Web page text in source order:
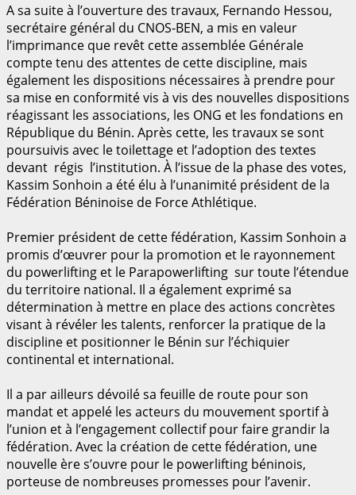
A sa suite à l’ouverture des travaux, Fernando Hessou,
secrétaire général du CNOS-BEN, a mis en valeur
l’imprimance que revêt cette assemblée Générale
compte tenu des attentes de cette discipline, mais
également les dispositions nécessaires à prendre pour
sa mise en conformité vis à vis des nouvelles dispositions
réagissant les associations, les ONG et les fondations en
République du Bénin. Après cette, les travaux se sont
poursuivis avec le toilettage et l’adoption des textes
devant régis l’institution. À l’issue de la phase des votes,
Kassim Sonhoin a été élu à l’unanimité président de la
Fédération Béninoise de Force Athlétique.
Premier président de cette fédération, Kassim Sonhoin a
promis d’œuvrer pour la promotion et le rayonnement
du powerlifting et le Parapowerlifting sur toute l’étendue
du territoire national. Il a également exprimé sa
détermination à mettre en place des actions concrètes
visant à révéler les talents, renforcer la pratique de la
discipline et positionner le Bénin sur l’échiquier
continental et international.
Il a par ailleurs dévoilé sa feuille de route pour son
mandat et appelé les acteurs du mouvement sportif à
l’union et à l’engagement collectif pour faire grandir la
fédération. Avec la création de cette fédération, une
nouvelle ère s’ouvre pour le powerlifting béninois,
porteuse de nombreuses promesses pour l’avenir.